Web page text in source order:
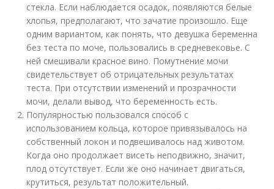
стекла. Если наблюдается осадок, появляются белые
хлопья, предполагают, что зачатие произошло. Еще
одним вариантом, как понять, что девушка беременна
без теста по моче, пользовались в средневековье. С
ней смешивали красное вино. Помутнение мочи
свидетельствует об отрицательных результатах
теста. При отсутствии изменений и прозрачности
мочи, делали вывод, что беременность есть.
Популярностью пользовался способ с
использованием кольца, которое привязывалось на
собственный локон и подвешивалось над животом.
Когда оно продолжает висеть неподвижно, значит,
плод отсутствует. Если же оно начинает двигаться,
крутиться, результат положительный.